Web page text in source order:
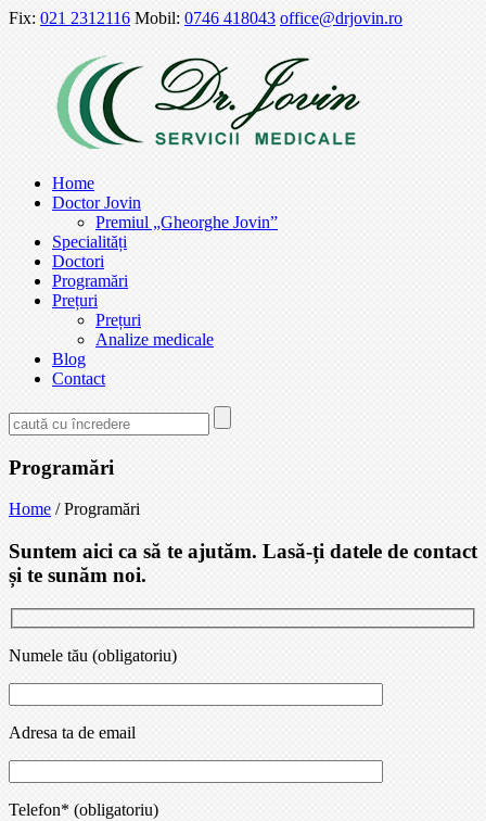
Fix: 021 2312116 Mobil: 0746 418043 office@drjovin.ro
Home
Doctor Jovin
Premiul „Gheorghe Jovin”
Specialități
Doctori
Programări
Prețuri
Prețuri
Analize medicale
Blog
Contact
Programări
Home /Programări
Suntem aici ca să te ajutăm. Lasă-ți datele de contact
și te sunăm noi.
Numele tău (obligatoriu)
Adresa ta de email
Telefon* (obligatoriu)